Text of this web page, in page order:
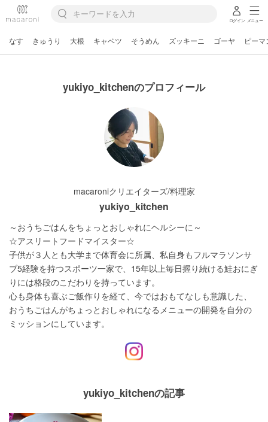
ログイン メニュー
なす きゅうり 大根 キャベツ そうめん ズッキーニ ゴーヤ ピーマ
yukiyo_kitchenのプロフィール
macaroniクリエイターズ/料理家
yukiyo_kitchen
～おうちごはんをちょっとおしゃれにヘルシーに～
☆アスリートフードマイスター☆
子供が３人とも大学まで体育会に所属、私自身もフルマラソンサ
ブ5経験を持つスポーツ一家で、15年以上毎日握り続ける鮭おにぎ
りには格段のこだわりを持っています。
心も身体も喜ぶご飯作りを経て、今ではおもてなしも意識した、
おうちごはんがちょっとおしゃれになるメニューの開発を自分の
ミッションにしています。
yukiyo_kitchenの記事